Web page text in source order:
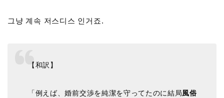
그냥 계속 저스디스 인거죠.
【和訳】
「例えば、婚前交渉を純潔を守ってたのに結局風俗